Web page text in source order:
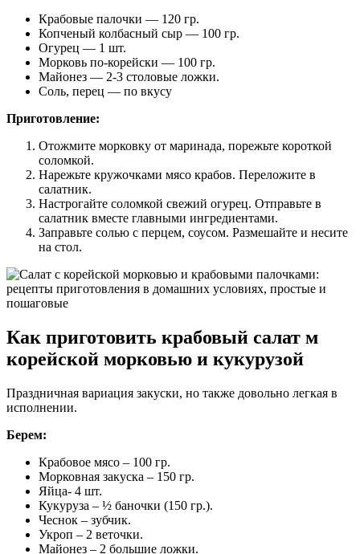
Крабовые палочки — 120 гр.
Копченый колбасный сыр — 100 гр.
Огурец — 1 шт.
Морковь по-корейски — 100 гр.
Майонез — 2-3 столовые ложки.
Соль, перец — по вкусу
Приготовление:
Отожмите морковку от маринада, порежьте короткой
соломкой.
Нарежьте кружочками мясо крабов. Переложите в
салатник.
Настрогайте соломкой свежий огурец. Отправьте в
салатник вместе главными ингредиентами.
Заправьте солью с перцем, соусом. Размешайте и несите
на стол.
Как приготовить крабовый салат м
корейской морковью и кукурузой
Праздничная вариация закуски, но также довольно легкая в
исполнении.
Берем:
Крабовое мясо – 100 гр.
Морковная закуска – 150 гр.
Яйца- 4 шт.
Кукуруза – ½ баночки (150 гр.).
Чеснок – зубчик.
Укроп – 2 веточки.
Майонез – 2 большие ложки.